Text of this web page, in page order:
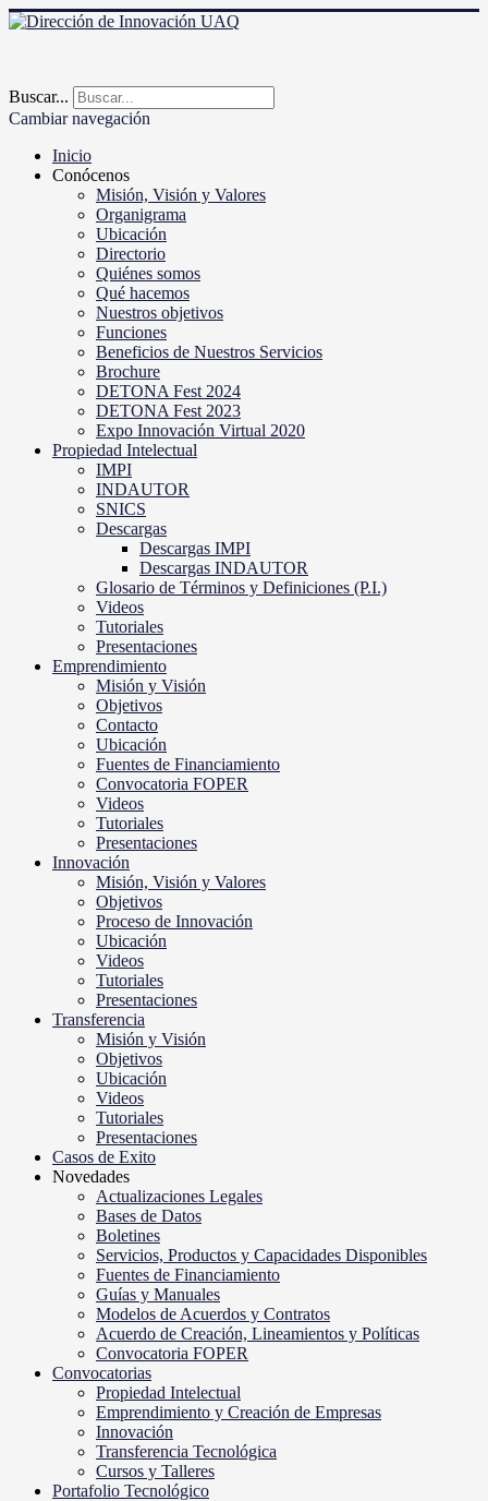
Buscar...
Cambiar navegación
Inicio
Conócenos
Misión, Visión y Valores
Organigrama
Ubicación
Directorio
Quiénes somos
Qué hacemos
Nuestros objetivos
Funciones
Beneficios de Nuestros Servicios
Brochure
DETONA Fest 2024
DETONA Fest 2023
Expo Innovación Virtual 2020
Propiedad Intelectual
IMPI
INDAUTOR
SNICS
Descargas
Descargas IMPI
Descargas INDAUTOR
Glosario de Términos y Definiciones (P.I.)
Videos
Tutoriales
Presentaciones
Emprendimiento
Misión y Visión
Objetivos
Contacto
Ubicación
Fuentes de Financiamiento
Convocatoria FOPER
Videos
Tutoriales
Presentaciones
Innovación
Misión, Visión y Valores
Objetivos
Proceso de Innovación
Ubicación
Videos
Tutoriales
Presentaciones
Transferencia
Misión y Visión
Objetivos
Ubicación
Videos
Tutoriales
Presentaciones
Casos de Exito
Novedades
Actualizaciones Legales
Bases de Datos
Boletines
Servicios, Productos y Capacidades Disponibles
Fuentes de Financiamiento
Guías y Manuales
Modelos de Acuerdos y Contratos
Acuerdo de Creación, Lineamientos y Políticas
Convocatoria FOPER
Convocatorias
Propiedad Intelectual
Emprendimiento y Creación de Empresas
Innovación
Transferencia Tecnológica
Cursos y Talleres
Portafolio Tecnológico